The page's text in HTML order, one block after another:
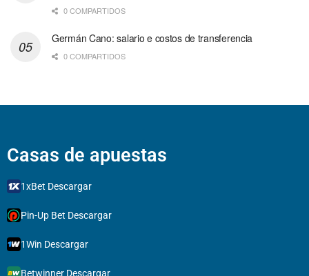
0 COMPARTIDOS
Germán Cano: salario e costos de transferencia
0 COMPARTIDOS
Casas de apuestas
1xBet Descargar
Pin-Up Bet Descargar
1Win Descargar
Betwinner Descargar